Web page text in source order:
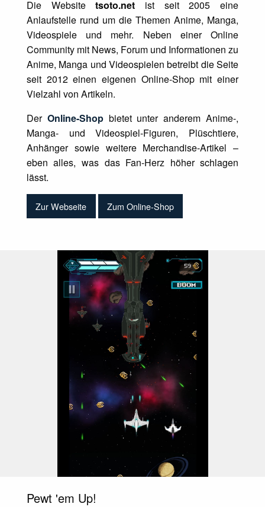
Die Websitetsoto.net ist seit 2005 eine
Anlaufstelle rund um die Themen Anime, Manga,
Videospiele und mehr. Neben einer Online
Community mit News, Forum und Informationen zu
Anime, Manga und Videospielen betreibt die Seite
seit 2012 einen eigenen Online-Shop mit einer
Vielzahl von Artikeln.
Der Online-Shopbietet unter anderem Anime-,
Manga- und Videospiel-Figuren, Plüschtiere,
Anhänger sowie weitere Merchandise-Artikel –
eben alles, was das Fan-Herz höher schlagen
lässt.
Zur Webseite Zum Online-Shop
Pewt 'em Up!